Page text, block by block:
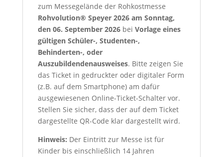
zum Messegelände der Rohkostmesse
Rohvolution® Speyer 2026 am Sonntag,
den 06. September 2026 bei Vorlage eines
gültigen Schüler-, Studenten-,
Behinderten-, oder
Auszubildendenausweises. Bitte zeigen Sie
das Ticket in gedruckter oder digitaler Form
(z.B. auf dem Smartphone) am dafür
ausgewiesenen Online-Ticket-Schalter vor.
Stellen Sie sicher, dass der auf dem Ticket
dargestellte QR-Code klar dargestellt wird.
Hinweis: Der Eintritt zur Messe ist für
Kinder bis einschließlich 14 Jahren